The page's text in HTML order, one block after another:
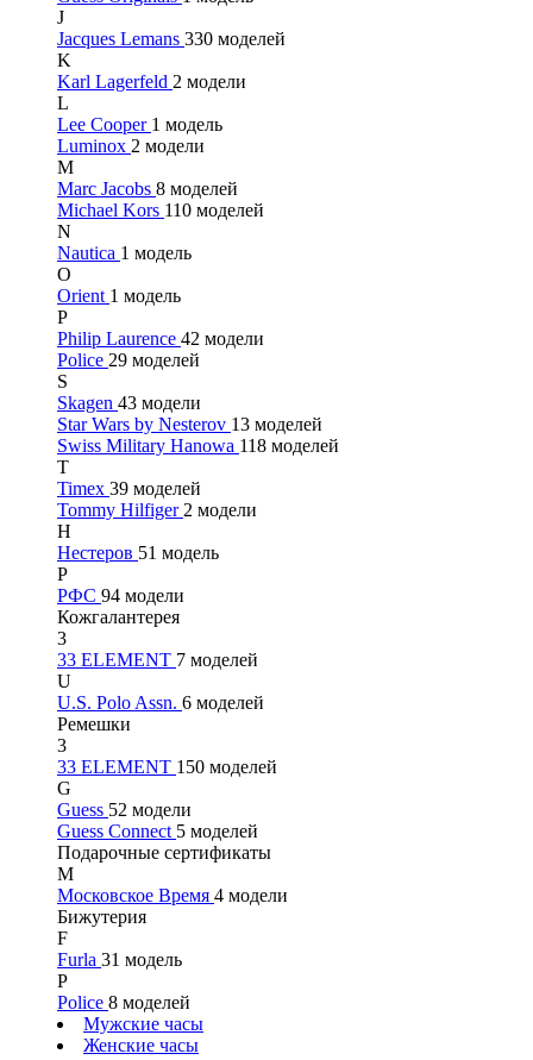
J
Jacques Lemans 330 моделей
K
Karl Lagerfeld 2 модели
L
Lee Cooper 1 модель
Luminox 2 модели
M
Marc Jacobs 8 моделей
Michael Kors 110 моделей
N
Nautica 1 модель
O
Orient 1 модель
P
Philip Laurence 42 модели
Police 29 моделей
S
Skagen 43 модели
Star Wars by Nesterov 13 моделей
Swiss Military Hanowa 118 моделей
T
Timex 39 моделей
Tommy Hilfiger 2 модели
Н
Нестеров 51 модель
Р
РФС 94 модели
Кожгалантерея
3
33 ELEMENT 7 моделей
U
U.S. Polo Assn. 6 моделей
Ремешки
3
33 ELEMENT 150 моделей
G
Guess 52 модели
Guess Connect 5 моделей
Подарочные сертификаты
М
Московское Время 4 модели
Бижутерия
F
Furla 31 модель
P
Police 8 моделей
Мужские часы
Женские часы